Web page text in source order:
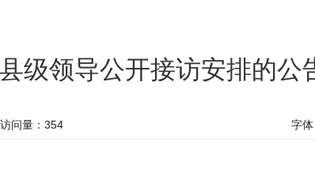
级领导公开接访安排的公
访问量： 354 字